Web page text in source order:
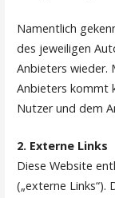
Namentlich
des jeweiligen
Anbieters wieder.
Anbieters kommt
Nutzer und dem
2. Externe Links
Diese Website
(„externe